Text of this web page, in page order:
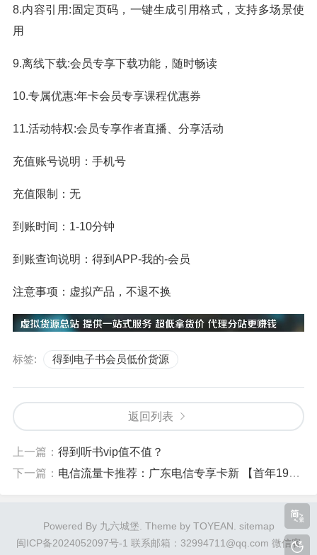
8.内容引用:固定页码，一键生成引用格式，支持多场景使
用
9.离线下载:会员专享下载功能，随时畅读
10.专属优惠:年卡会员专享课程优惠券
11.活动特权:会员专享作者直播、分享活动
充值账号说明：手机号
充值限制：无
到账时间：1-10分钟
到账查询说明：得到APP-我的-会员
注意事项：虚拟产品，不退不换
标签: 得到电子书会员低价货源
返回列表
上一篇： 得到听书vip值不值？
下一篇： 电信流量卡推荐：广东电信专享卡新 【首年19元205G+100分钟】
Powered By 九六城堡. Theme by TOYEAN. sitemap
闽ICP备2024052097号-1 联系邮箱：32994711@qq.com 微信客